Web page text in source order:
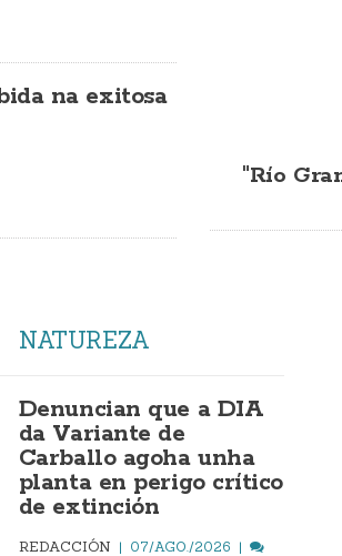
na exitosa
"Río
NATUREZA
Denuncian que a DIA
da Variante de
Carballo agoha unha
planta en perigo crítico
de extinción
REDACCIÓN 07/AGO./2026